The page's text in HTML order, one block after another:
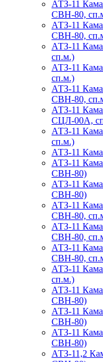
АТЗ-11
СВН-80,
АТЗ-11
СВН-80,
АТЗ-11
сп.м.)
АТЗ-11
сп.м.)
АТЗ-11
СВН-80,
АТЗ-11
СЦЛ-00А,
АТЗ-11
сп.м.)
АТЗ-11
АТЗ-11
СВН-80)
АТЗ-11
СВН-80)
АТЗ-11
СВН-80,
АТЗ-11
СВН-80,
АТЗ-11
СВН-80,
АТЗ-11
сп.м.)
АТЗ-11
СВН-80)
АТЗ-11
СВН-80)
АТЗ-11
СВН-80)
АТЗ-11,2